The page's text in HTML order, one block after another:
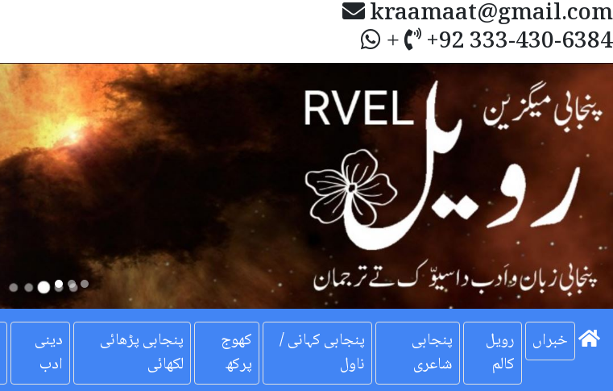
kraamaat@gmail.com
+ +92 333-430-6384
دینی
ادب
پنجابی پڑھائی
لکھائی
کھوج
پرکھ
پنجابی کہانی /
ناول
پنجابی
شاعری
رویل
کالم
خبراں